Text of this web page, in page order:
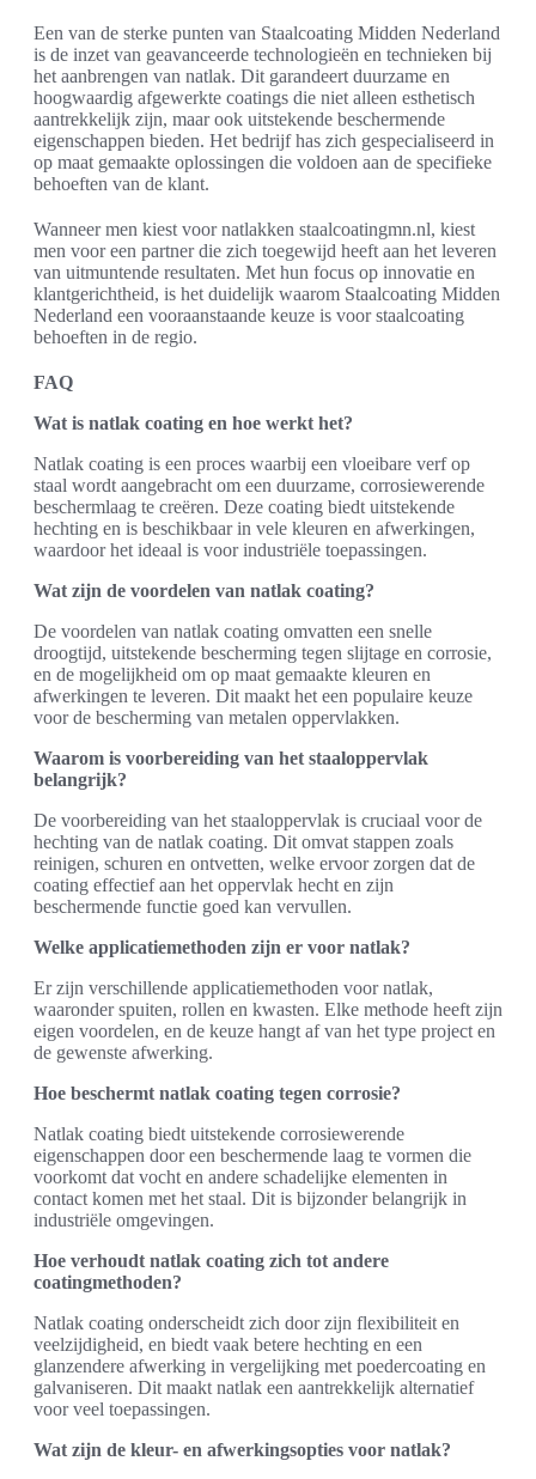
Een van de sterke punten van Staalcoating Midden Nederland
is de inzet van geavanceerde technologieën en technieken bij
het aanbrengen van natlak. Dit garandeert duurzame en
hoogwaardig afgewerkte coatings die niet alleen esthetisch
aantrekkelijk zijn, maar ook uitstekende beschermende
eigenschappen bieden. Het bedrijf has zich gespecialiseerd in
op maat gemaakte oplossingen die voldoen aan de specifieke
behoeften van de klant.
Wanneer men kiest voor natlakken staalcoatingmn.nl, kiest
men voor een partner die zich toegewijd heeft aan het leveren
van uitmuntende resultaten. Met hun focus op innovatie en
klantgerichtheid, is het duidelijk waarom Staalcoating Midden
Nederland een vooraanstaande keuze is voor staalcoating
behoeften in de regio.
FAQ
Wat is natlak coating en hoe werkt het?
Natlak coating is een proces waarbij een vloeibare verf op
staal wordt aangebracht om een duurzame, corrosiewerende
beschermlaag te creëren. Deze coating biedt uitstekende
hechting en is beschikbaar in vele kleuren en afwerkingen,
waardoor het ideaal is voor industriële toepassingen.
Wat zijn de voordelen van natlak coating?
De voordelen van natlak coating omvatten een snelle
droogtijd, uitstekende bescherming tegen slijtage en corrosie,
en de mogelijkheid om op maat gemaakte kleuren en
afwerkingen te leveren. Dit maakt het een populaire keuze
voor de bescherming van metalen oppervlakken.
Waarom is voorbereiding van het staaloppervlak
belangrijk?
De voorbereiding van het staaloppervlak is cruciaal voor de
hechting van de natlak coating. Dit omvat stappen zoals
reinigen, schuren en ontvetten, welke ervoor zorgen dat de
coating effectief aan het oppervlak hecht en zijn
beschermende functie goed kan vervullen.
Welke applicatiemethoden zijn er voor natlak?
Er zijn verschillende applicatiemethoden voor natlak,
waaronder spuiten, rollen en kwasten. Elke methode heeft zijn
eigen voordelen, en de keuze hangt af van het type project en
de gewenste afwerking.
Hoe beschermt natlak coating tegen corrosie?
Natlak coating biedt uitstekende corrosiewerende
eigenschappen door een beschermende laag te vormen die
voorkomt dat vocht en andere schadelijke elementen in
contact komen met het staal. Dit is bijzonder belangrijk in
industriële omgevingen.
Hoe verhoudt natlak coating zich tot andere
coatingmethoden?
Natlak coating onderscheidt zich door zijn flexibiliteit en
veelzijdigheid, en biedt vaak betere hechting en een
glanzendere afwerking in vergelijking met poedercoating en
galvaniseren. Dit maakt natlak een aantrekkelijk alternatief
voor veel toepassingen.
Wat zijn de kleur- en afwerkingsopties voor natlak?